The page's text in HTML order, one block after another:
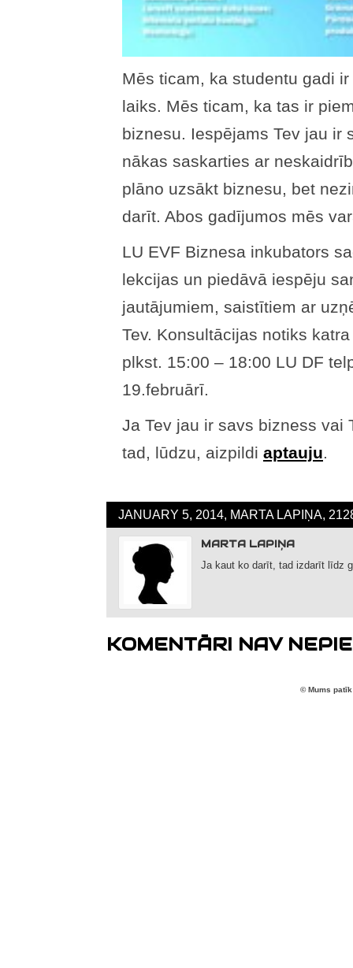
Mēs ticam, ka studentu gadi
laiks. Mēs ticam, ka tas ir
biznesu. Iespējams Tev jau ir
nākas saskarties ar
plāno uzsākt biznesu, bet
darīt. Abos gadījumos mēs
LU EVF Biznesa inkubators
lekcijas un piedāvā iespēju
jautājumiem, saistītiem ar
Tev. Konsultācijas notiks
plkst. 15:00 – 18:00 LU DF
19.februārī.
Ja Tev jau ir savs bizness vai
tad, lūdzu, aizpildi aptauju.
JANUARY 5, 2014, MARTA LAPIŅA,
MARTA LAPIŅA
Ja kaut ko darīt, tad izdarīt līdz
KOMENTĀRI NAV
© Mums